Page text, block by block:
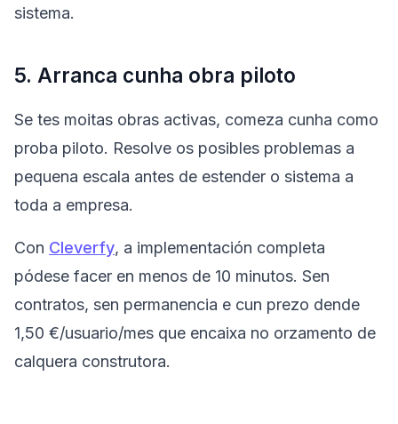
sistema.
5. Arranca cunha obra piloto
Se tes moitas obras activas, comeza cunha como
proba piloto. Resolve os posibles problemas a
pequena escala antes de estender o sistema a
toda a empresa.
Con Cleverfy, a implementación completa
pódese facer en menos de 10 minutos. Sen
contratos, sen permanencia e cun prezo dende
1,50 €/usuario/mes que encaixa no orzamento de
calquera construtora.